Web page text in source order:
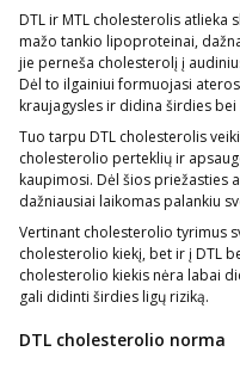
DTL ir MTL cholesterolis atlieka
mažo tankio lipoproteinai,
jie perneša cholesterolį į
Dėl to ilgainiui formuojasi
kraujagysles ir didina širdies
Tuo tarpu DTL cholesterolis
cholesterolio perteklių ir
kaupimosi. Dėl šios priežasties
dažniausiai laikomas palankiu
Vertinant cholesterolio tyrimus
cholesterolio kiekį, bet ir į DTL
cholesterolio kiekis nėra labai
gali didinti širdies ligų riziką.
DTL cholesterolio norma